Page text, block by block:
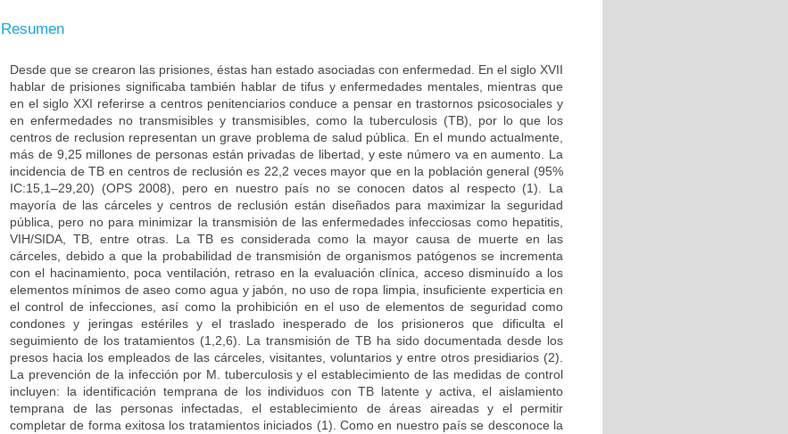
Resumen
Desde que se crearon las prisiones, éstas han estado asociadas con enfermedad. En el siglo XVII
hablar de prisiones significaba también hablar de tifus y enfermedades mentales, mientras que
en el siglo XXI referirse a centros penitenciarios conduce a pensar en trastornos psicosociales y
en enfermedades no transmisibles y transmisibles, como la tuberculosis (TB), por lo que los
centros de reclusion representan un grave problema de salud pública. En el mundo actualmente,
más de 9,25 millones de personas están privadas de libertad, y este número va en aumento. La
incidencia de TB en centros de reclusión es 22,2 veces mayor que en la población general (95%
IC:15,1–29,20) (OPS 2008), pero en nuestro país no se conocen datos al respecto (1). La
mayoría de las cárceles y centros de reclusión están diseñados para maximizar la seguridad
pública, pero no para minimizar la transmisión de las enfermedades infecciosas como hepatitis,
VIH/SIDA, TB, entre otras. La TB es considerada como la mayor causa de muerte en las
cárceles, debido a que la probabilidad de transmisión de organismos patógenos se incrementa
con el hacinamiento, poca ventilación, retraso en la evaluación clínica, acceso disminuído a los
elementos mínimos de aseo como agua y jabón, no uso de ropa limpia, insuficiente experticia en
el control de infecciones, así como la prohibición en el uso de elementos de seguridad como
condones y jeringas estériles y el traslado inesperado de los prisioneros que dificulta el
seguimiento de los tratamientos (1,2,6). La transmisión de TB ha sido documentada desde los
presos hacia los empleados de las cárceles, visitantes, voluntarios y entre otros presidiarios (2).
La prevención de la infección por M. tuberculosis y el establecimiento de las medidas de control
incluyen: la identificación temprana de los individuos con TB latente y activa, el aislamiento
temprana de las personas infectadas, el establecimiento de áreas aireadas y el permitir
completar de forma exitosa los tratamientos iniciados (1). Como en nuestro país se desconoce la